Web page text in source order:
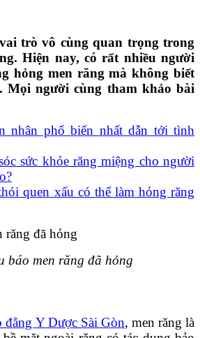
trò vô cùng quan trọng trong
Hiện nay, có rất nhiều người
hỏng men răng mà không biết
Mọi người cùng tham khảo bài
nhân phổ biến nhất dẫn tới tình
sức khỏe răng miệng cho người
quen xấu có thể làm hỏng răng
báo men răng đã hỏng
đẳng Y Dược Sài Gòn, men răng là